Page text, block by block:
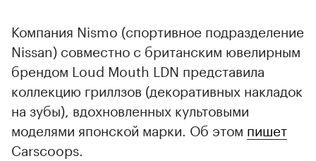
Компания Nismo (спортивное подразделение
Nissan) совместно с британским ювелирным
брендом Loud Mouth LDN представила
коллекцию гриллзов (декоративных накладок
на зубы), вдохновленных культовыми
моделями японской марки. Об этом пишет
Carscoops.